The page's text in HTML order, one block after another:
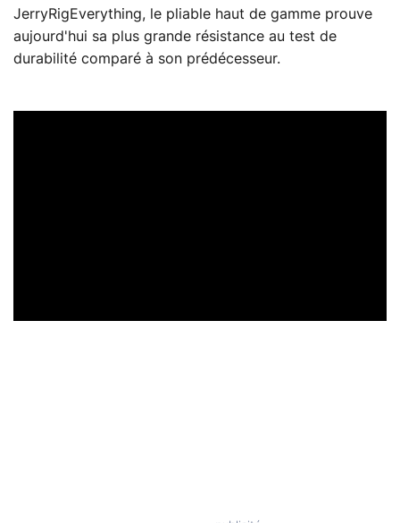
JerryRigEverything, le pliable haut de gamme prouve
aujourd'hui sa plus grande résistance au test de
durabilité comparé à son prédécesseur.